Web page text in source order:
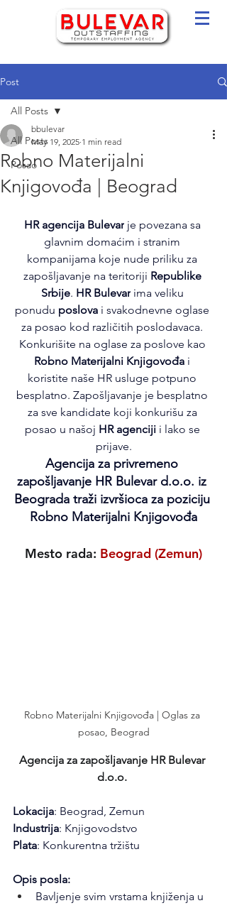
Post
All Posts
Posao
All Posts
Robno Materijalni
Knjigovođa | Beograd
bbulevar
May 19, 2025 1 min read
HR agencija Bulevar je povezana sa
glavnim domaćim i stranim
kompanijama koje nude priliku za
zapošljavanje na teritoriji Republike
Srbije. HR Bulevar ima veliku
ponudu poslova i svakodnevne oglase
za posao kod različitih poslodavaca.
Konkurišite na oglase za poslove kao
Robno Materijalni Knjigovođa i
koristite naše HR usluge potpuno
besplatno. Zapošljavanje je besplatno
za sve kandidate koji konkurišu za
posao u našoj HR agenciji i lako se
prijave.
Agencija za privremeno
zapošljavanje HR Bulevar d.o.o. iz
Beograda traži izvršioca za poziciju
Robno Materijalni Knjigovođa
Mesto rada: Beograd (Zemun)
Robno Materijalni Knjigovođa | Oglas za
posao, Beograd
Agencija za zapošljavanje HR Bulevar
d.o.o.
Lokacija: Beograd, Zemun
Industrija: Knjigovodstvo
Plata: Konkurentna tržištu
Opis posla:
Bavljenje svim vrstama knjiženja u